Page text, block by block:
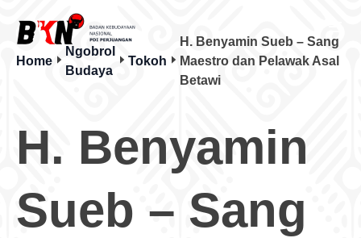
Home
Ngobrol
Budaya
Tokoh
H. Benyamin Sueb – Sang
Maestro dan Pelawak Asal
Betawi
H. Benyamin
Sueb – Sang